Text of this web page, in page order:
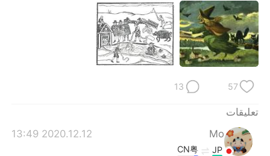
57
13
تعليقات
Mo
2020.12.12 13:49
JP
CN粤